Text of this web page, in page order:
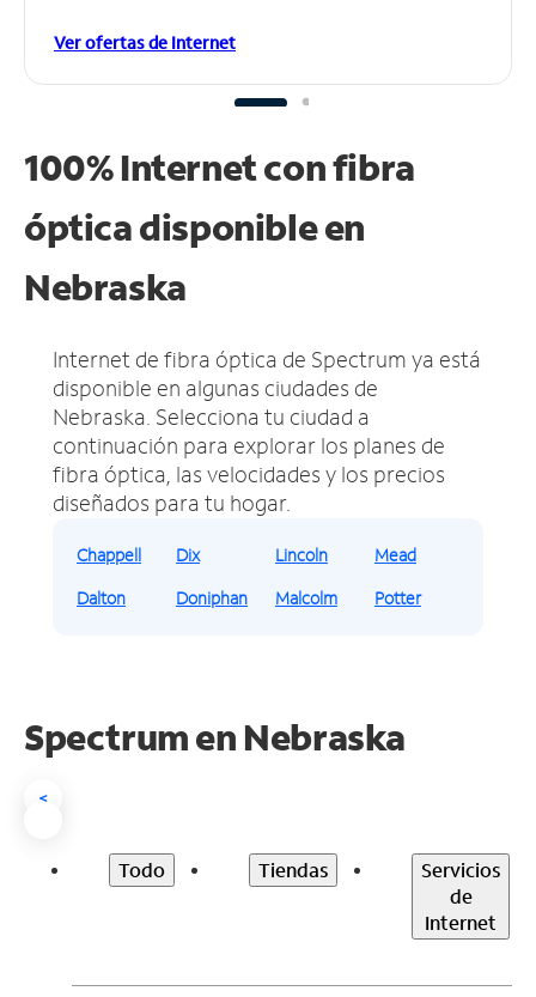
Ver ofertas de Internet
100% Internet con fibra
óptica disponible en
Nebraska
Internet de fibra óptica de Spectrum ya está
disponible en algunas ciudades de
Nebraska. Selecciona tu ciudad a
continuación para explorar los planes de
fibra óptica, las velocidades y los precios
diseñados para tu hogar.
Chappell
Dalton
Dix
Doniphan
Lincoln
Malcolm
Mead
Potter
Spectrum en Nebraska
<
Todo Tiendas
Servicios
de
Internet